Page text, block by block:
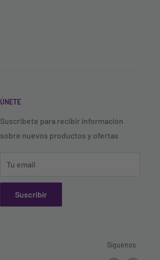
ÚNETE
Suscribete para recibir información
sobre nuevos productos y ofertas
Tu email
Suscribir
Síguenos